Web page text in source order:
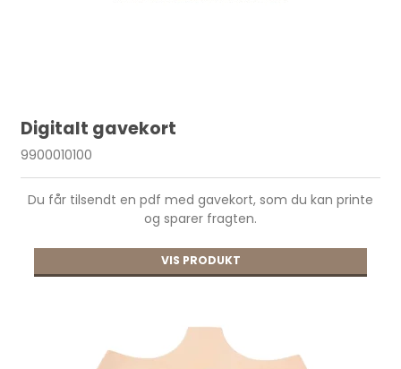
Digitalt gavekort
9900010100
Du får tilsendt en pdf med gavekort, som du kan printe
og sparer fragten.
VIS PRODUKT